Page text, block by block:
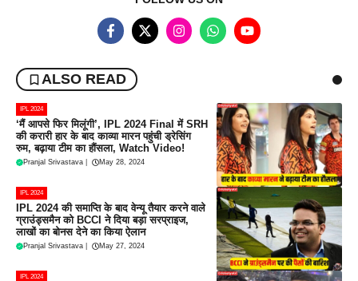
ALSO READ
IPL 2024
‘मैं आपसे फिर मिलूंगी’, IPL 2024 Final में SRH
की करारी हार के बाद काव्या मारन पहुंची ड्रेसिंग
रुम, बढ़ाया टीम का हौंसला, Watch Video!
Pranjal Srivastava May 28, 2024
IPL 2024
IPL 2024 की समाप्ति के बाद वेन्यू तैयार करने वाले
ग्राउंड्समैन को BCCI ने दिया बड़ा सरप्राइज,
लाखों का बोनस देने का किया ऐलान
Pranjal Srivastava May 27, 2024
IPL 2024